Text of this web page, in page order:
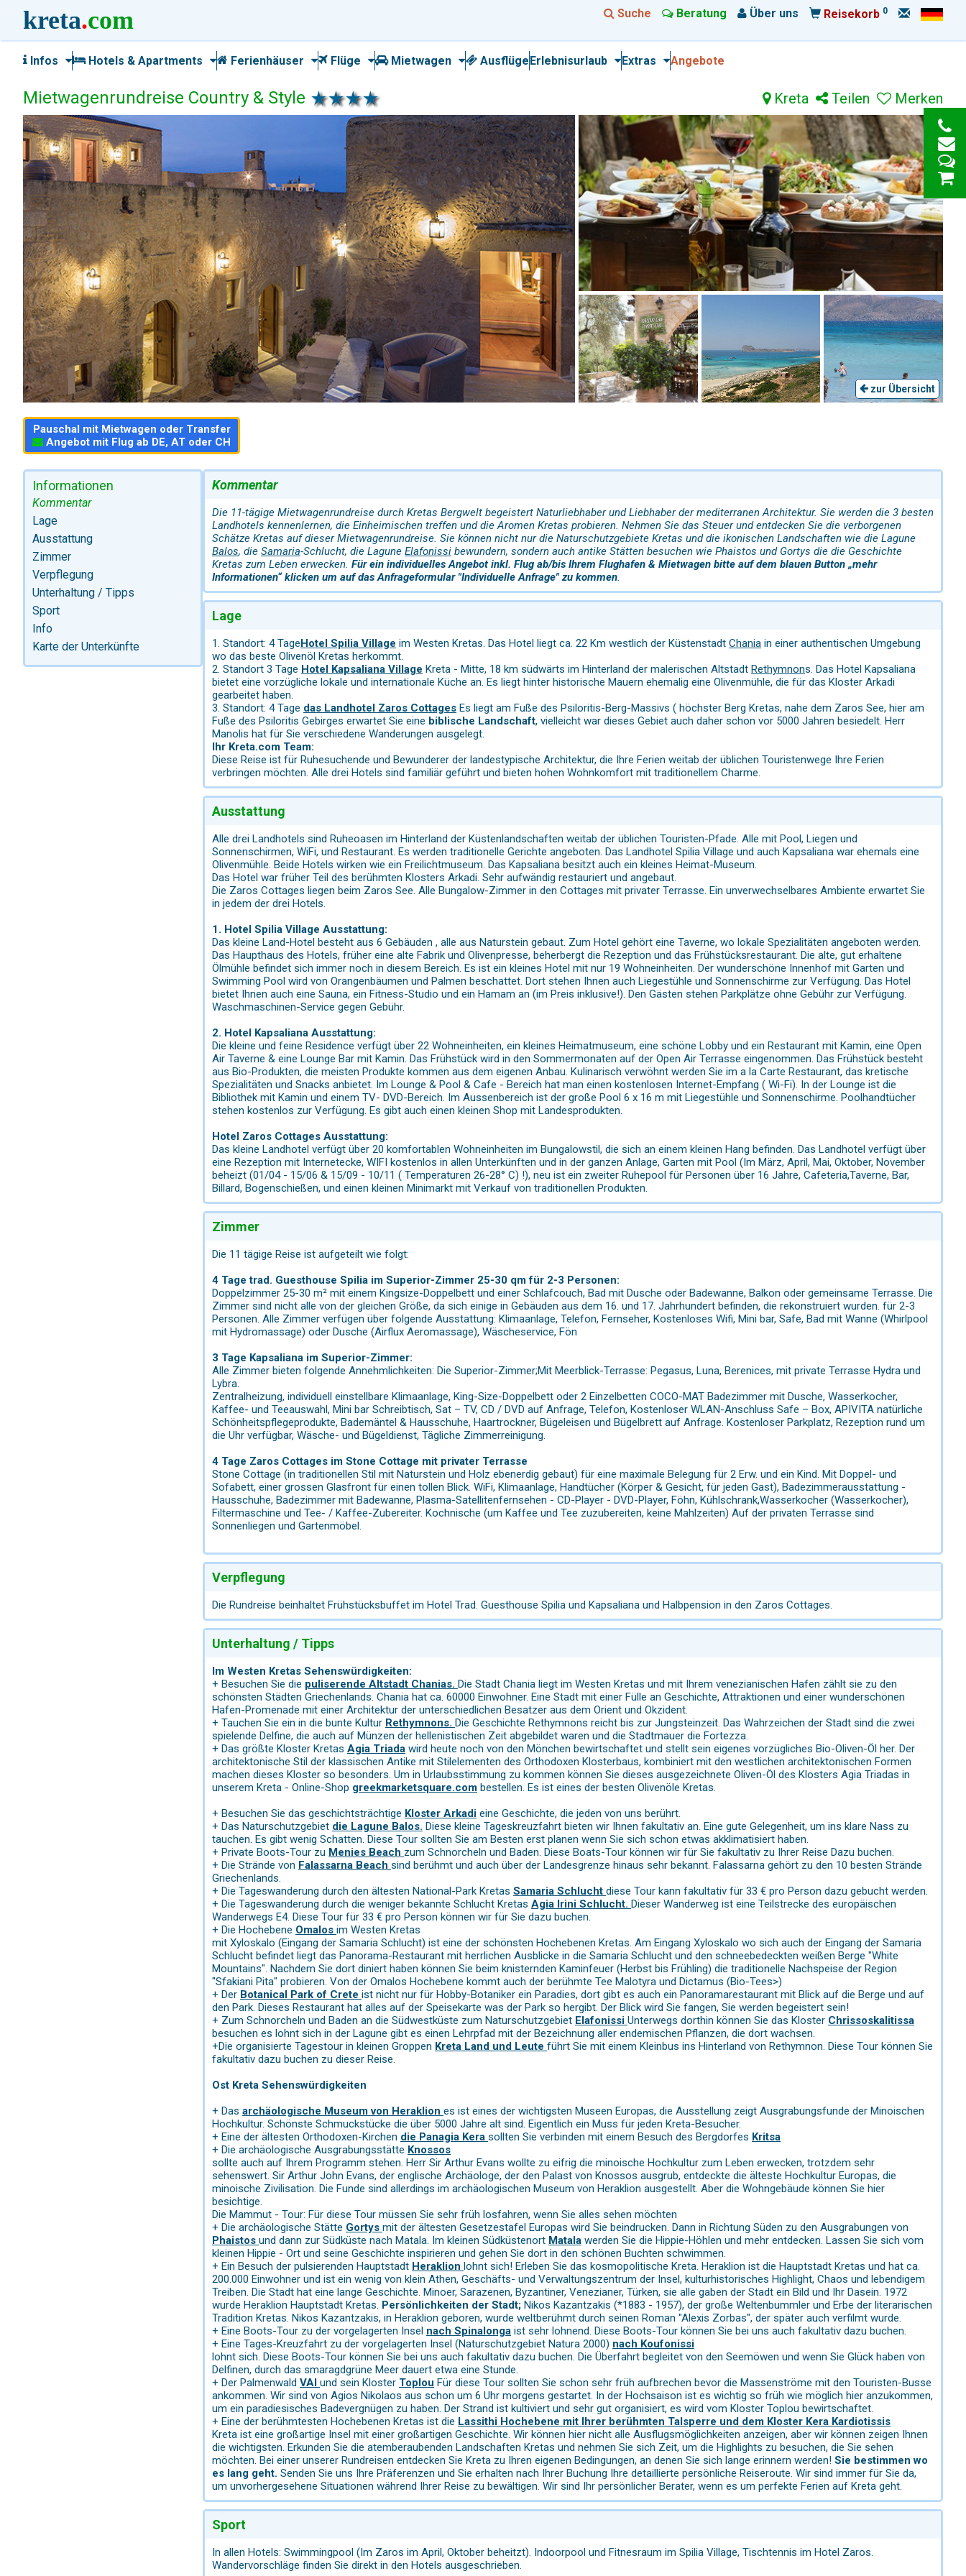
kreta.com Suche Beratung Über uns Reisekorb 0
Infos Hotels & Apartments Ferienhäuser Flüge Mietwagen AusflügeErlebnisurlaub Extras Angebote
Mietwagenrundreise Country & Style Merken
Teilen
Kreta
zur Übersicht
Pauschal mit Mietwagen oder Transfer
Angebot mit Flug ab DE, AT oder CH
Informationen
Kommentar
Lage
Ausstattung
Zimmer
Verpflegung
Unterhaltung / Tipps
Sport
Info
Karte der Unterkünfte
Kommentar
Die 11-tägige Mietwagenrundreise durch Kretas Bergwelt begeistert Naturliebhaber und Liebhaber der mediterranen Architektur. Sie werden die 3 besten
Landhotels kennenlernen, die Einheimischen treffen und die Aromen Kretas probieren. Nehmen Sie das Steuer und entdecken Sie die verborgenen
Schätze Kretas auf dieser Mietwagenrundreise. Sie können nicht nur die Naturschutzgebiete Kretas und die ikonischen Landschaften wie die Lagune
Balos, die Samaria-Schlucht, die Lagune Elafonissi bewundern, sondern auch antike Stätten besuchen wie Phaistos und Gortys die die Geschichte
Kretas zum Leben erwecken. Für ein individuelles Angebot inkl. Flug ab/bis Ihrem Flughafen & Mietwagen bitte auf dem blauen Button „mehr
Informationen“ klicken um auf das Anfrageformular "Individuelle Anfrage" zu kommen.
Lage
1. Standort: 4 TageHotel Spilia Village im Westen Kretas. Das Hotel liegt ca. 22 Km westlich der Küstenstadt Chania in einer authentischen Umgebung
wo das beste Olivenöl Kretas herkommt.
2. Standort 3 Tage Hotel Kapsaliana Village Kreta - Mitte, 18 km südwärts im Hinterland der malerischen Altstadt Rethymnons. Das Hotel Kapsaliana
bietet eine vorzügliche lokale und internationale Küche an. Es liegt hinter historische Mauern ehemalig eine Olivenmühle, die für das Kloster Arkadi
gearbeitet haben.
3. Standort: 4 Tage das Landhotel Zaros Cottages Es liegt am Fuße des Psiloritis-Berg-Massivs ( höchster Berg Kretas, nahe dem Zaros See, hier am
Fuße des Psiloritis Gebirges erwartet Sie eine biblische Landschaft, vielleicht war dieses Gebiet auch daher schon vor 5000 Jahren besiedelt. Herr
Manolis hat für Sie verschiedene Wanderungen ausgelegt.
Ihr Kreta.com Team:
Diese Reise ist für Ruhesuchende und Bewunderer der landestypische Architektur, die Ihre Ferien weitab der üblichen Touristenwege Ihre Ferien
verbringen möchten. Alle drei Hotels sind familiär geführt und bieten hohen Wohnkomfort mit traditionellem Charme.
Ausstattung
Alle drei Landhotels sind Ruheoasen im Hinterland der Küstenlandschaften weitab der üblichen Touristen-Pfade. Alle mit Pool, Liegen und
Sonnenschirmen, WiFi, und Restaurant. Es werden traditionelle Gerichte angeboten. Das Landhotel Spilia Village und auch Kapsaliana war ehemals eine
Olivenmühle. Beide Hotels wirken wie ein Freilichtmuseum. Das Kapsaliana besitzt auch ein kleines Heimat-Museum.
Das Hotel war früher Teil des berühmten Klosters Arkadi. Sehr aufwändig restauriert und angebaut.
Die Zaros Cottages liegen beim Zaros See. Alle Bungalow-Zimmer in den Cottages mit privater Terrasse. Ein unverwechselbares Ambiente erwartet Sie
in jedem der drei Hotels.
1. Hotel Spilia Village Ausstattung:
Das kleine Land-Hotel besteht aus 6 Gebäuden , alle aus Naturstein gebaut. Zum Hotel gehört eine Taverne, wo lokale Spezialitäten angeboten werden.
Das Haupthaus des Hotels, früher eine alte Fabrik und Olivenpresse, beherbergt die Rezeption und das Frühstücksrestaurant. Die alte, gut erhaltene
Ölmühle befindet sich immer noch in diesem Bereich. Es ist ein kleines Hotel mit nur 19 Wohneinheiten. Der wunderschöne Innenhof mit Garten und
Swimming Pool wird von Orangenbäumen und Palmen beschattet. Dort stehen Ihnen auch Liegestühle und Sonnenschirme zur Verfügung. Das Hotel
bietet Ihnen auch eine Sauna, ein Fitness-Studio und ein Hamam an (im Preis inklusive!). Den Gästen stehen Parkplätze ohne Gebühr zur Verfügung.
Waschmaschinen-Service gegen Gebühr.
2. Hotel Kapsaliana Ausstattung:
Die kleine und feine Residence verfügt über 22 Wohneinheiten, ein kleines Heimatmuseum, eine schöne Lobby und ein Restaurant mit Kamin, eine Open
Air Taverne & eine Lounge Bar mit Kamin. Das Frühstück wird in den Sommermonaten auf der Open Air Terrasse eingenommen. Das Frühstück besteht
aus Bio-Produkten, die meisten Produkte kommen aus dem eigenen Anbau. Kulinarisch verwöhnt werden Sie im a la Carte Restaurant, das kretische
Spezialitäten und Snacks anbietet. Im Lounge & Pool & Cafe - Bereich hat man einen kostenlosen Internet-Empfang ( Wi-Fi). In der Lounge ist die
Bibliothek mit Kamin und einem TV- DVD-Bereich. Im Aussenbereich ist der große Pool 6 x 16 m mit Liegestühle und Sonnenschirme. Poolhandtücher
stehen kostenlos zur Verfügung. Es gibt auch einen kleinen Shop mit Landesprodukten.
Hotel Zaros Cottages Ausstattung:
Das kleine Landhotel verfügt über 20 komfortablen Wohneinheiten im Bungalowstil, die sich an einem kleinen Hang befinden. Das Landhotel verfügt über
eine Rezeption mit Internetecke, WIFI kostenlos in allen Unterkünften und in der ganzen Anlage, Garten mit Pool (Im März, April, Mai, Oktober, November
beheizt (01/04 - 15/06 & 15/09 - 10/11 ( Temperaturen 26-28° C) !), neu ist ein zweiter Ruhepool für Personen über 16 Jahre, Cafeteria,Taverne, Bar,
Billard, Bogenschießen, und einen kleinen Minimarkt mit Verkauf von traditionellen Produkten.
Zimmer
Die 11 tägige Reise ist aufgeteilt wie folgt:
4 Tage trad. Guesthouse Spilia im Superior-Zimmer 25-30 qm für 2-3 Personen:
Doppelzimmer 25-30 m² mit einem Kingsize-Doppelbett und einer Schlafcouch, Bad mit Dusche oder Badewanne, Balkon oder gemeinsame Terrasse. Die
Zimmer sind nicht alle von der gleichen Größe, da sich einige in Gebäuden aus dem 16. und 17. Jahrhundert befinden, die rekonstruiert wurden. für 2-3
Personen. Alle Zimmer verfügen über folgende Ausstattung: Klimaanlage, Telefon, Fernseher, Kostenloses Wifi, Mini bar, Safe, Bad mit Wanne (Whirlpool
mit Hydromassage) oder Dusche (Airflux Aeromassage), Wäscheservice, Fön
3 Tage Kapsaliana im Superior-Zimmer:
Alle Zimmer bieten folgende Annehmlichkeiten: Die Superior-Zimmer;Mit Meerblick-Terrasse: Pegasus, Luna, Berenices, mit private Terrasse Hydra und
Lybra.
Zentralheizung, individuell einstellbare Klimaanlage, King-Size-Doppelbett oder 2 Einzelbetten COCO-MAT Badezimmer mit Dusche, Wasserkocher,
Kaffee- und Teeauswahl, Mini bar Schreibtisch, Sat – TV, CD / DVD auf Anfrage, Telefon, Kostenloser WLAN-Anschluss Safe – Box, APIVITA natürliche
Schönheitspflegeprodukte, Bademäntel & Hausschuhe, Haartrockner, Bügeleisen und Bügelbrett auf Anfrage. Kostenloser Parkplatz, Rezeption rund um
die Uhr verfügbar, Wäsche- und Bügeldienst, Tägliche Zimmerreinigung.
4 Tage Zaros Cottages im Stone Cottage mit privater Terrasse
Stone Cottage (in traditionellen Stil mit Naturstein und Holz ebenerdig gebaut) für eine maximale Belegung für 2 Erw. und ein Kind. Mit Doppel- und
Sofabett, einer grossen Glasfront für einen tollen Blick. WiFi, Klimaanlage, Handtücher (Körper & Gesicht, für jeden Gast), Badezimmerausstattung -
Hausschuhe, Badezimmer mit Badewanne, Plasma-Satellitenfernsehen - CD-Player - DVD-Player, Föhn, Kühlschrank,Wasserkocher (Wasserkocher),
Filtermaschine und Tee- / Kaffee-Zubereiter. Kochnische (um Kaffee und Tee zuzubereiten, keine Mahlzeiten) Auf der privaten Terrasse sind
Sonnenliegen und Gartenmöbel.
Verpflegung
Die Rundreise beinhaltet Frühstücksbuffet im Hotel Trad. Guesthouse Spilia und Kapsaliana und Halbpension in den Zaros Cottages.
Unterhaltung / Tipps
Im Westen Kretas Sehenswürdigkeiten:
+ Besuchen Sie die puliserende Altstadt Chanias. Die Stadt Chania liegt im Westen Kretas und mit Ihrem venezianischen Hafen zählt sie zu den
schönsten Städten Griechenlands. Chania hat ca. 60000 Einwohner. Eine Stadt mit einer Fülle an Geschichte, Attraktionen und einer wunderschönen
Hafen-Promenade mit einer Architektur der unterschiedlichen Besatzer aus dem Orient und Okzident.
+ Tauchen Sie ein in die bunte Kultur Rethymnons. Die Geschichte Rethymnons reicht bis zur Jungsteinzeit. Das Wahrzeichen der Stadt sind die zwei
spielende Delfine, die auch auf Münzen der hellenistischen Zeit abgebildet waren und die Stadtmauer die Fortezza.
+ Das größte Kloster Kretas Agia Triada wird heute noch von den Mönchen bewirtschaftet und stellt sein eigenes vorzügliches Bio-Oliven-Öl her. Der
architektonische Stil der klassischen Antike mit Stilelementen des Orthodoxen Klosterbaus, kombiniert mit den westlichen architektonischen Formen
machen dieses Kloster so besonders. Um in Urlaubsstimmung zu kommen können Sie dieses ausgezeichnete Oliven-Öl des Klosters Agia Triadas in
unserem Kreta - Online-Shop greekmarketsquare.com bestellen. Es ist eines der besten Olivenöle Kretas.
+ Besuchen Sie das geschichtsträchtige Kloster Arkadi eine Geschichte, die jeden von uns berührt.
+ Das Naturschutzgebiet die Lagune Balos. Diese kleine Tageskreuzfahrt bieten wir Ihnen fakultativ an. Eine gute Gelegenheit, um ins klare Nass zu
tauchen. Es gibt wenig Schatten. Diese Tour sollten Sie am Besten erst planen wenn Sie sich schon etwas akklimatisiert haben.
+ Private Boots-Tour zu Menies Beach zum Schnorcheln und Baden. Diese Boats-Tour können wir für Sie fakultativ zu Ihrer Reise Dazu buchen.
+ Die Strände von Falassarna Beach sind berühmt und auch über der Landesgrenze hinaus sehr bekannt. Falassarna gehört zu den 10 besten Strände
Griechenlands.
+ Die Tageswanderung durch den ältesten National-Park Kretas Samaria Schlucht diese Tour kann fakultativ für 33 € pro Person dazu gebucht werden.
+ Die Tageswanderung durch die weniger bekannte Schlucht Kretas Agia Irini Schlucht. Dieser Wanderweg ist eine Teilstrecke des europäischen
Wanderwegs E4. Diese Tour für 33 € pro Person können wir für Sie dazu buchen.
+ Die Hochebene Omalos im Westen Kretas
mit Xyloskalo (Eingang der Samaria Schlucht) ist eine der schönsten Hochebenen Kretas. Am Eingang Xyloskalo wo sich auch der Eingang der Samaria
Schlucht befindet liegt das Panorama-Restaurant mit herrlichen Ausblicke in die Samaria Schlucht und den schneebedeckten weißen Berge "White
Mountains". Nachdem Sie dort diniert haben können Sie beim knisternden Kaminfeuer (Herbst bis Frühling) die traditionelle Nachspeise der Region
"Sfakiani Pita" probieren. Von der Omalos Hochebene kommt auch der berühmte Tee Malotyra und Dictamus (Bio-Tees>)
+ Der Botanical Park of Crete ist nicht nur für Hobby-Botaniker ein Paradies, dort gibt es auch ein Panoramarestaurant mit Blick auf die Berge und auf
den Park. Dieses Restaurant hat alles auf der Speisekarte was der Park so hergibt. Der Blick wird Sie fangen, Sie werden begeistert sein!
+ Zum Schnorcheln und Baden an die Südwestküste zum Naturschutzgebiet Elafonissi Unterwegs dorthin können Sie das Kloster Chrissoskalitissa
besuchen es lohnt sich in der Lagune gibt es einen Lehrpfad mit der Bezeichnung aller endemischen Pflanzen, die dort wachsen.
+Die organisierte Tagestour in kleinen Groppen Kreta Land und Leute führt Sie mit einem Kleinbus ins Hinterland von Rethymnon. Diese Tour können Sie
fakultativ dazu buchen zu dieser Reise.
Ost Kreta Sehenswürdigkeiten
+ Das archäologische Museum von Heraklion es ist eines der wichtigsten Museen Europas, die Ausstellung zeigt Ausgrabungsfunde der Minoischen
Hochkultur. Schönste Schmuckstücke die über 5000 Jahre alt sind. Eigentlich ein Muss für jeden Kreta-Besucher.
+ Eine der ältesten Orthodoxen-Kirchen die Panagia Kera sollten Sie verbinden mit einem Besuch des Bergdorfes Kritsa
+ Die archäologische Ausgrabungsstätte Knossos
sollte auch auf Ihrem Programm stehen. Herr Sir Arthur Evans wollte zu eifrig die minoische Hochkultur zum Leben erwecken, trotzdem sehr
sehenswert. Sir Arthur John Evans, der englische Archäologe, der den Palast von Knossos ausgrub, entdeckte die älteste Hochkultur Europas, die
minoische Zivilisation. Die Funde sind allerdings im archäologischen Museum von Heraklion ausgestellt. Aber die Wohngebäude können Sie hier
besichtige.
Die Mammut - Tour: Für diese Tour müssen Sie sehr früh losfahren, wenn Sie alles sehen möchten
+ Die archäologische Stätte Gortys mit der ältesten Gesetzestafel Europas wird Sie beindrucken. Dann in Richtung Süden zu den Ausgrabungen von
Phaistos und dann zur Südküste nach Matala. Im kleinen Südküstenort Matala werden Sie die Hippie-Höhlen und mehr entdecken. Lassen Sie sich vom
kleinen Hippie - Ort und seine Geschichte inspirieren und gehen Sie dort in den schönen Buchten schwimmen.
+ Ein Besuch der pulsierenden Hauptstadt Heraklion lohnt sich! Erleben Sie das kosmopolitische Kreta. Heraklion ist die Hauptstadt Kretas und hat ca.
200.000 Einwohner und ist ein wenig von klein Athen, Geschäfts- und Verwaltungszentrum der Insel, kulturhistorisches Highlight, Chaos und lebendigem
Treiben. Die Stadt hat eine lange Geschichte. Minoer, Sarazenen, Byzantiner, Venezianer, Türken, sie alle gaben der Stadt ein Bild und Ihr Dasein. 1972
wurde Heraklion Hauptstadt Kretas. Persönlichkeiten der Stadt; Nikos Kazantzakis (*1883 - 1957), der große Weltenbummler und Erbe der literarischen
Tradition Kretas. Nikos Kazantzakis, in Heraklion geboren, wurde weltberühmt durch seinen Roman "Alexis Zorbas", der später auch verfilmt wurde.
+ Eine Boots-Tour zu der vorgelagerten Insel nach Spinalonga ist sehr lohnend. Diese Boots-Tour können Sie bei uns auch fakultativ dazu buchen.
+ Eine Tages-Kreuzfahrt zu der vorgelagerten Insel (Naturschutzgebiet Natura 2000) nach Koufonissi
lohnt sich. Diese Boots-Tour können Sie bei uns auch fakultativ dazu buchen. Die Überfahrt begleitet von den Seemöwen und wenn Sie Glück haben von
Delfinen, durch das smaragdgrüne Meer dauert etwa eine Stunde.
+ Der Palmenwald VAI und sein Kloster Toplou Für diese Tour sollten Sie schon sehr früh aufbrechen bevor die Massenströme mit den Touristen-Busse
ankommen. Wir sind von Agios Nikolaos aus schon um 6 Uhr morgens gestartet. In der Hochsaison ist es wichtig so früh wie möglich hier anzukommen,
um ein paradiesisches Badevergnügen zu haben. Der Strand ist kultiviert und sehr gut organisiert, es wird vom Kloster Toplou bewirtschaftet.
+ Eine der berühmtesten Hochebenen Kretas ist die Lassithi Hochebene mit Ihrer berühmten Talsperre und dem Kloster Kera Kardiotissis
Kreta ist eine großartige Insel mit einer großartigen Geschichte. Wir können hier nicht alle Ausflugsmöglichkeiten anzeigen, aber wir können zeigen Ihnen
die wichtigsten. Erkunden Sie die atemberaubenden Landschaften Kretas und nehmen Sie sich Zeit, um die Highlights zu besuchen, die Sie sehen
möchten. Bei einer unserer Rundreisen entdecken Sie Kreta zu Ihren eigenen Bedingungen, an denen Sie sich lange erinnern werden! Sie bestimmen wo
es lang geht. Senden Sie uns Ihre Präferenzen und Sie erhalten nach Ihrer Buchung Ihre detaillierte persönliche Reiseroute. Wir sind immer für Sie da,
um unvorhergesehene Situationen während Ihrer Reise zu bewältigen. Wir sind Ihr persönlicher Berater, wenn es um perfekte Ferien auf Kreta geht.
Sport
In allen Hotels: Swimmingpool (Im Zaros im April, Oktober beheitzt). Indoorpool und Fitnesraum im Spilia Village, Tischtennis im Hotel Zaros.
Wandervorschläge finden Sie direkt in den Hotels ausgeschrieben.